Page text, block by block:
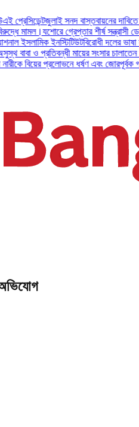
জুলাই সনদ বাস্তবায়নের দাবিতে ৫ আগস্ট
যশোরে গ্রেপ্তার শীর্ষ সন্ত্রাসী ডেভিড ইমন,
ইনস্টিটিউটবিরোধী দলের ভাষা সংঘাতের
প্রতিবন্ধী মায়ের সংসার চালাতেন আলিফ,
প্রলোভনে ধর্ষণ এবং জোরপূর্বক গর্ভপাতের